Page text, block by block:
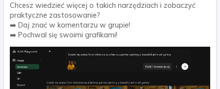
Chcesz wiedzieć więcej o takich narzędziach i zobaczyć
praktyczne zastosowanie?
➡️ Daj znać w komentarzu w grupie!
➡️ Pochwal się swoimi grafikami!